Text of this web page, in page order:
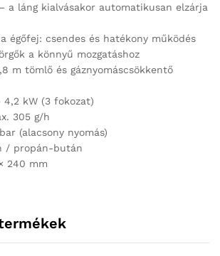
a láng kialvásakor automatikusan elzárja
égőfej: csendes és hatékony működés
a könnyű mozgatáshoz
m tömlő és gáznyomáscsökkentő
4,2 kW (3 fokozat)
305 g/h
(alacsony nyomás)
/ propán-bután
240 mm